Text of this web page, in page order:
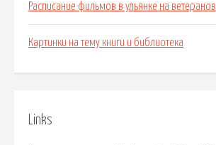
Расписание фильмов в ульянке на ветеранов
Картинки на тему книги и библиотека
Links